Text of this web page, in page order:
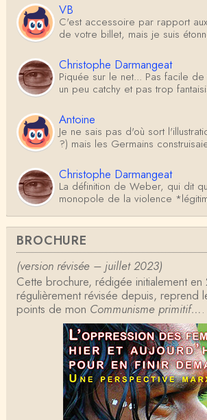
VB
C'est accessoire par rapport
de votre billet, mais je suis
Christophe Darmangeat
Piquée sur le net... Pas facile
un peu catchy et pas trop
Antoine
Je ne sais pas d'où sort
?) mais les Germains
Christophe Darmangeat
La définition de Weber, qui dit
monopole de la violence
Anonymous
Formidable et complexe sujet ;
d'histoire que je suis, Alsacien
Tangui Przybylowski
Concernant Fustel de
d'avoir lu, il y a près de 10 ans,
Jean-Paul Demoule
L'Etat ayant donc le monopole
me, comment interpréter la
Christophe Darmangeat
Je ne sais pas quelle est la
BROCHURE
(version révisée – juillet 2023)
Cette brochure, rédigée initialement
régulièrement révisée depuis, reprend
points de mon Communisme primitif….